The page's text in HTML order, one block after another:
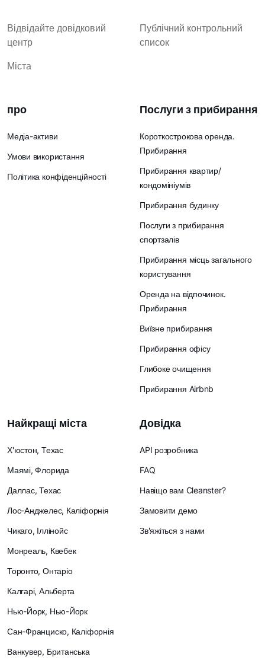
Відвідайте довідковий
центр
Публічний контрольний
список
Міста
про
Медіа-активи
Умови використання
Політика конфіденційності
Послуги з прибирання
Короткострокова оренда.
Прибирання
Прибирання квартир/
кондомініумів
Прибирання будинку
Послуги з прибирання
спортзалів
Прибирання місць загального
користування
Оренда на відпочинок.
Прибирання
Виїзне прибирання
Прибирання офісу
Глибоке очищення
Прибирання Airbnb
Найкращі міста
Х'юстон, Техас
Маямі, Флорида
Даллас, Техас
Лос-Анджелес, Каліфорнія
Чикаго, Іллінойс
Монреаль, Квебек
Торонто, Онтаріо
Калгарі, Альберта
Нью-Йорк, Нью-Йорк
Сан-Франциско, Каліфорнія
Ванкувер, Британська
Довідка
API розробника
FAQ
Навіщо вам Cleanster?
Замовити демо
Зв'яжіться з нами